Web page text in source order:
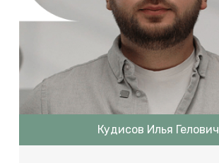
Кудисов Илья Гелович